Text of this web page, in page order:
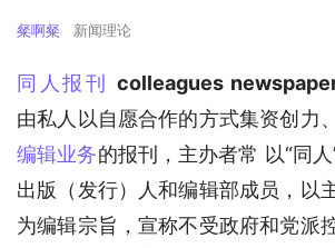
粲啊粲 新闻理论
同人报刊
由私人以自愿合作的方式集资创力
编辑业务的报刊，主办者常 以“同
出版（发行）人和编辑部成员，以
为编辑宗旨，宣称不受政府和党派